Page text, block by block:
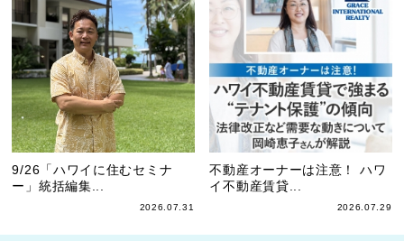
9/26「ハワイに住むセミナ
ー」統括編集...
2026.07.31
不動産オーナーは注意！ ハワ
イ不動産賃貸...
2026.07.29